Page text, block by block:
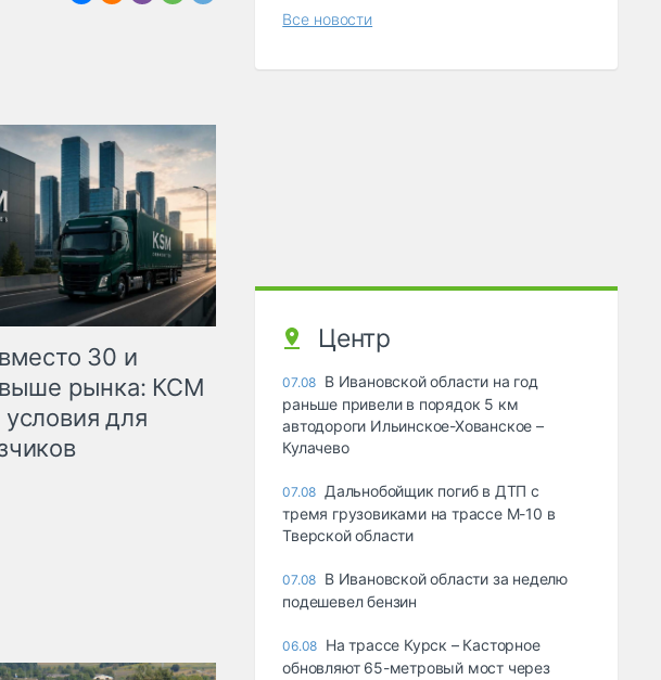
30 и
выше рынка: КСМ
для
Все новости
Центр
07.08 В Ивановской области на год
раньше привели в порядок 5 км
автодороги Ильинское-Хованское –
Кулачево
07.08 Дальнобойщик погиб в ДТП с
тремя грузовиками на трассе М-10 в
Тверской области
07.08 В Ивановской области за неделю
подешевел бензин
06.08 На трассе Курск – Касторное
обновляют 65-метровый мост через